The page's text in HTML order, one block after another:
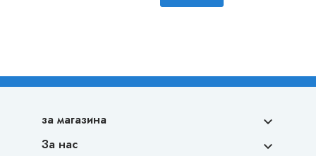
за магазина 
За нас 